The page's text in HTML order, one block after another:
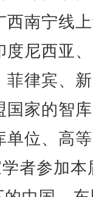
西南宁线
度尼西亚
菲律宾、
国家的智
单位、高
者参加本